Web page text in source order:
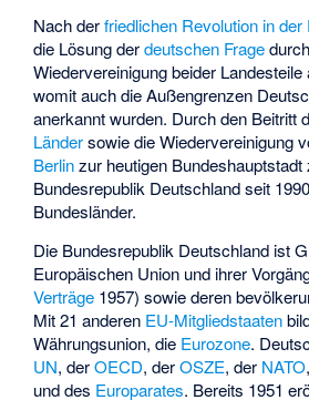
Nach derfriedlichen Revolution in der
die Lösung derdeutschen Frage
Wiedervereinigung beider
womit auch die Außengrenzen
anerkannt wurden. Durch den Beitritt
Ländersowie die Wiedervereinigung
Berlinzur heutigen Bundeshauptstadt
Bundesrepublik Deutschland seit
Bundesländer.
Die Bundesrepublik Deutschland ist
Europäischen Union und ihrer
Verträge 1957) sowie deren
Mit 21 anderen EU-Mitgliedstaaten
Währungsunion, die Eurozone.
UN, derOECD, derOSZE, der NATO
und des Europarates. Bereits 1951